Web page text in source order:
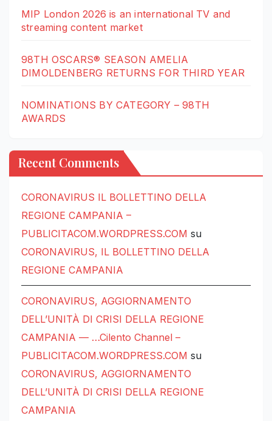
MIP London 2026 is an international TV and
streaming content market
98TH OSCARS® SEASON AMELIA
DIMOLDENBERG RETURNS FOR THIRD YEAR
NOMINATIONS BY CATEGORY – 98TH
AWARDS
Recent Comments
CORONAVIRUS IL BOLLETTINO DELLA
REGIONE CAMPANIA –
PUBLICITACOM.WORDPRESS.COM su
CORONAVIRUS, IL BOLLETTINO DELLA
REGIONE CAMPANIA
CORONAVIRUS, AGGIORNAMENTO
DELL’UNITÀ DI CRISI DELLA REGIONE
CAMPANIA — …Cilento Channel –
PUBLICITACOM.WORDPRESS.COM su
CORONAVIRUS, AGGIORNAMENTO
DELL’UNITÀ DI CRISI DELLA REGIONE
CAMPANIA